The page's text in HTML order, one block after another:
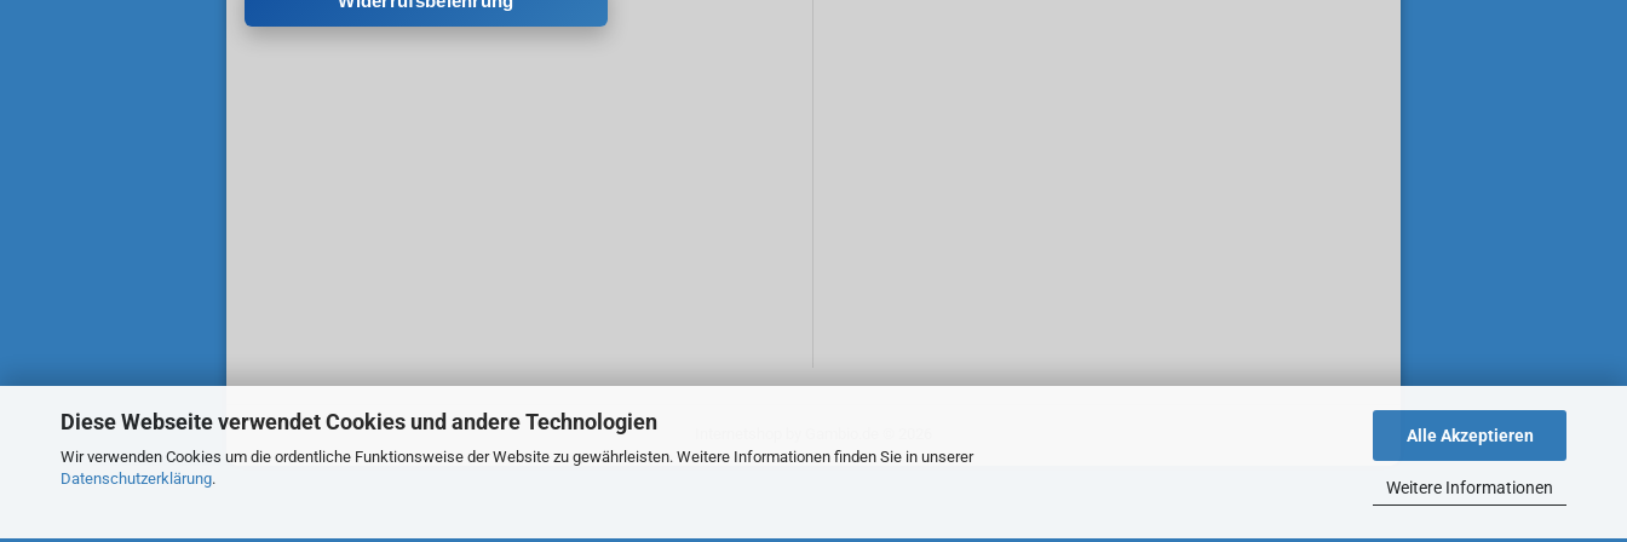
Diese Webseite verwendet Cookies und andere Technologien
Wir verwenden Cookies um die ordentliche Funktionsweise der Website zu gewährleisten. Weitere Informationen finden Sie in unserer
Datenschutzerklärung.
Alle Akzeptieren
Weitere Informationen